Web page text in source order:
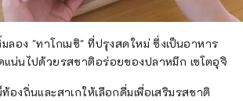
ลอง "ทาโกเมชิ" ที่ปรุงสดใหม่ ซึ่งเป็นอาหาร
น่นไปด้วยรสชาติอร่อยของปลาหมึก เซโตอุจิ
องถิ่นและสาเกให้เลือกดื่มเพื่อเสริมรสชาติ